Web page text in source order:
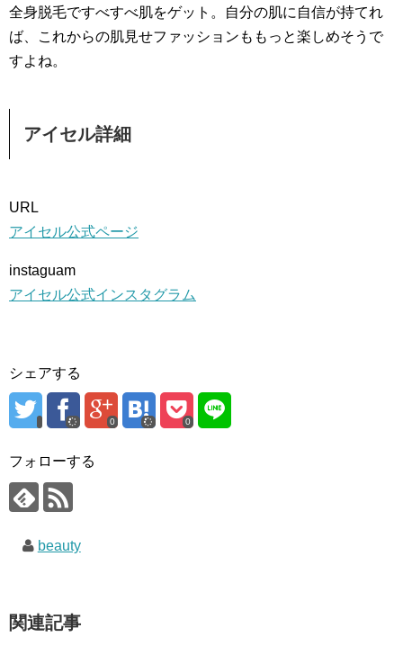
全身脱毛ですべすべ肌をゲット。自分の肌に自信が持てれ
ば、これからの肌見せファッションももっと楽しめそうで
すよね。
アイセル詳細
URL
アイセル公式ページ
instaguam
アイセル公式インスタグラム
シェアする
0 0
フォローする
beauty
関連記事